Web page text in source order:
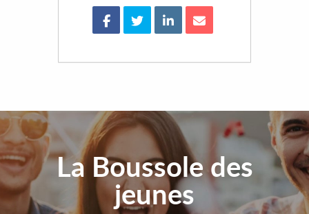
La Boussole des
jeunes